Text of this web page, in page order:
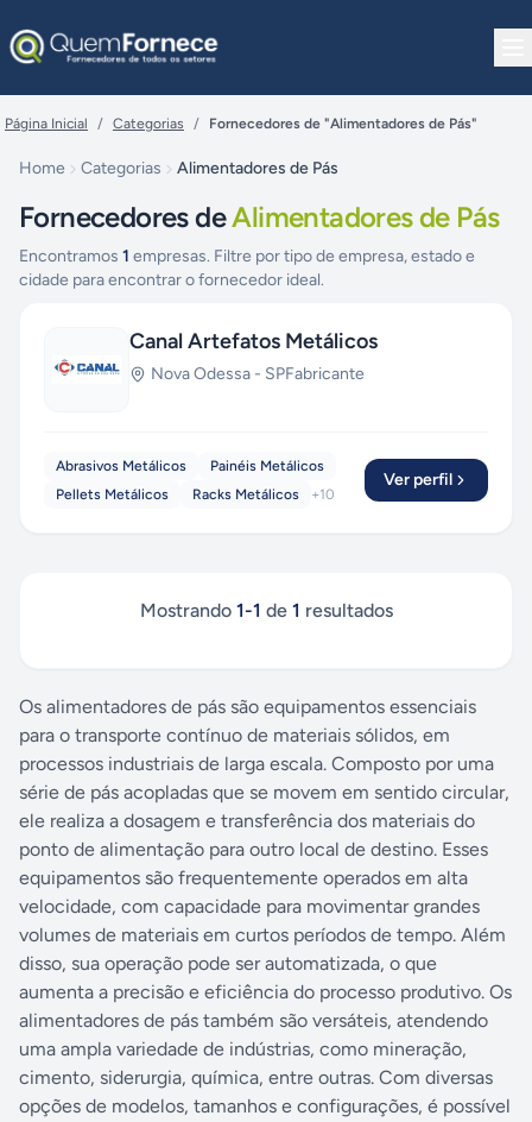
Página Inicial / Categorias / Fornecedores de "Alimentadores de Pás"
Home Categorias Alimentadores de Pás
Fornecedores deAlimentadores de Pás
Encontramos 1 empresas. Filtre por tipo de empresa, estado e
cidade para encontrar o fornecedor ideal.
Canal Artefatos Metálicos
Nova Odessa - SPFabricante
Abrasivos Metálicos
Painéis Metálicos
Pellets Metálicos
Racks Metálicos +10
Ver perfil
Mostrando 1-1 de 1 resultados
Os alimentadores de pás são equipamentos essenciais
para o transporte contínuo de materiais sólidos, em
processos industriais de larga escala. Composto por uma
série de pás acopladas que se movem em sentido circular,
ele realiza a dosagem e transferência dos materiais do
ponto de alimentação para outro local de destino. Esses
equipamentos são frequentemente operados em alta
velocidade, com capacidade para movimentar grandes
volumes de materiais em curtos períodos de tempo. Além
disso, sua operação pode ser automatizada, o que
aumenta a precisão e eficiência do processo produtivo. Os
alimentadores de pás também são versáteis, atendendo
uma ampla variedade de indústrias, como mineração,
cimento, siderurgia, química, entre outras. Com diversas
opções de modelos, tamanhos e configurações, é possível